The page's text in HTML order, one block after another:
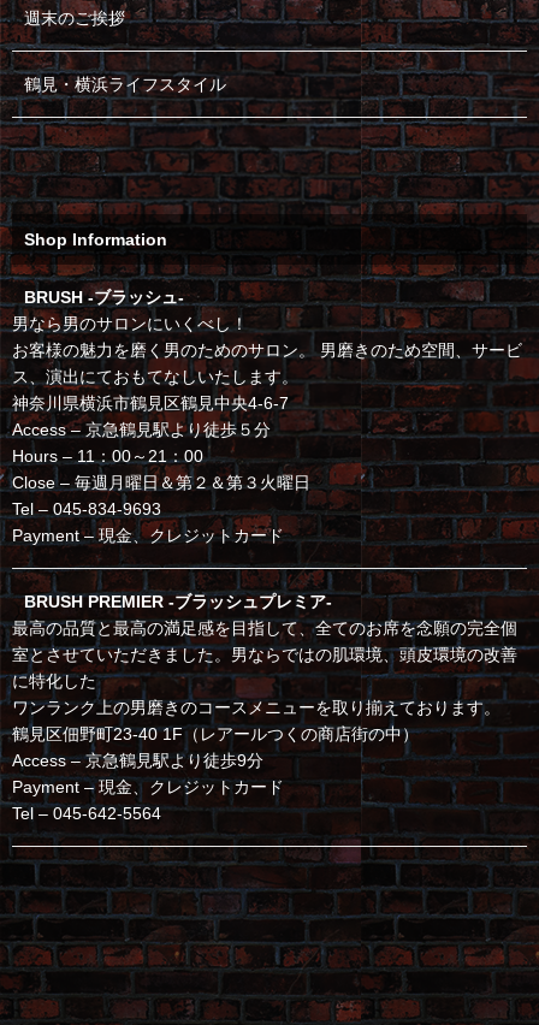
週末のご挨拶
鶴見・横浜ライフスタイル
Shop Information
BRUSH -ブラッシュ-
男なら男のサロンにいくべし！
お客様の魅力を磨く男のためのサロン。 男磨きのため空間、サービ
ス、演出にておもてなしいたします。
神奈川県横浜市鶴見区鶴見中央4-6-7
Access – 京急鶴見駅より徒歩５分
Hours – 11：00～21：00
Close – 毎週月曜日＆第２＆第３火曜日
Tel – 045-834-9693
Payment – 現金、クレジットカード
BRUSH PREMIER -ブラッシュプレミア-
最高の品質と最高の満足感を目指して、全てのお席を念願の完全個
室とさせていただきました。男ならではの肌環境、頭皮環境の改善
に特化した
ワンランク上の男磨きのコースメニューを取り揃えております。
鶴見区佃野町23-40 1F（レアールつくの商店街の中）
Access – 京急鶴見駅より徒歩9分
Payment – 現金、クレジットカード
Tel – 045-642-5564